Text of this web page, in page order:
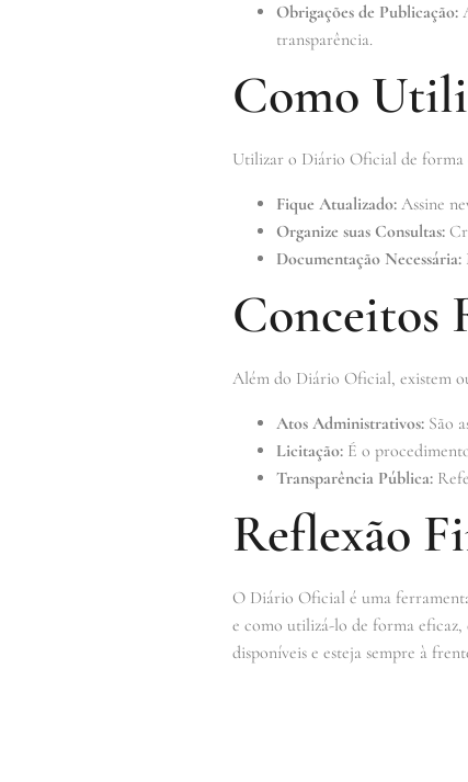
Obrigações de Publicação:
transparência.
Como
Utilizar o Diário Oficial de forma
Fique Atualizado: Assine
Organize suas Consultas:
Documentação Necessária:
Conceitos
Além do Diário Oficial, existem
Atos Administrativos: São
Licitação: É o
Transparência Pública:
Reflexão
O Diário Oficial é uma
e como utilizá-lo de forma eficaz,
disponíveis e esteja sempre à